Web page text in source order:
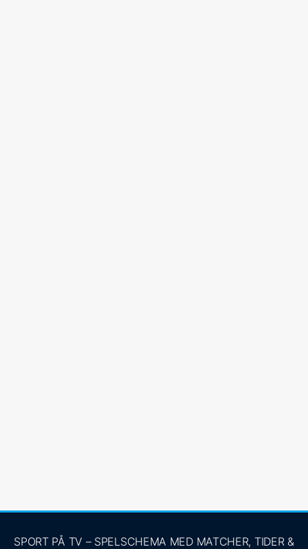
SPORT PÅ TV – SPELSCHEMA MED MATCHER, TIDER &